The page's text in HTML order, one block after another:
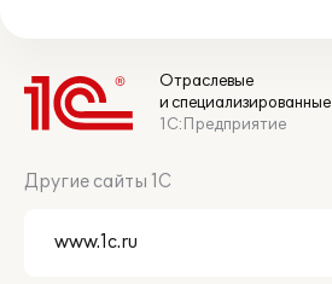
Отраслевые
и
1С:Предприятие
Другие сайты 1С